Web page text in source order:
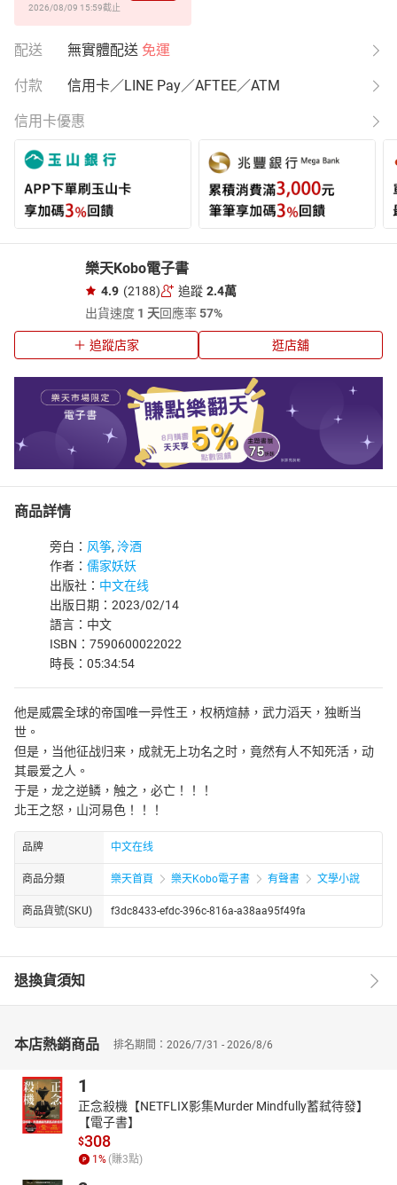
2026/08/09 15:59截止
配送 無實體配送 免運
付款 信用卡／LINE Pay／AFTEE／ATM
信用卡優惠
樂天Kobo電子書
4.9 (2188) 追蹤 2.4萬
出貨速度 1 天回應率57%
追蹤店家 逛店舖
商品詳情
旁白： 风筝, 泠酒
作者： 儒家妖妖
出版社： 中文在线
出版日期：2023/02/14
語言：中文
ISBN：7590600022022
時長：05:34:54
他是威震全球的帝国唯一异性王，权柄煊赫，武力滔天，独断当
世。
但是，当他征战归来，成就无上功名之时，竟然有人不知死活，动
其最爱之人。
于是，龙之逆鳞，触之，必亡！！！
北王之怒，山河易色！！！
品牌 中文在线
商品分類 樂天首頁 樂天Kobo電子書 有聲書 文學小說
商品貨號(SKU) f3dc8433-efdc-396c-816a-a38aa95f49fa
退換貨須知
本店熱銷商品 排名期間：2026/7/31 - 2026/8/6
1
正念殺機【NETFLIX影集Murder Mindfully蓄弒待發】
【電子書】
$308
1% (賺3點)